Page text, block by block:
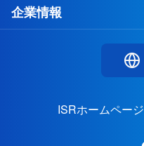
企業情報
ISRホームページ